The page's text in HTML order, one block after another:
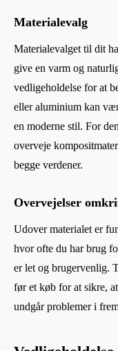
Materialevalg
Materialevalget til dit
give en varm og
vedligeholdelse for at
eller aluminium kan
en moderne stil. For
overveje
begge verdener.
Overvejelser
Udover materialet er
hvor ofte du har brug
er let og brugervenlig.
før et køb for at sikre,
undgår problemer i